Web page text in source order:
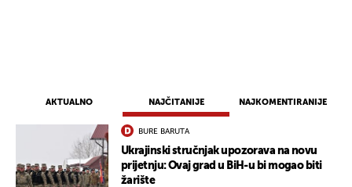
AKTUALNO NAJČITANIJE NAJKOMENTIRANIJE
BURE BARUTA
Ukrajinski stručnjak upozorava na novu
prijetnju: Ovaj grad u BiH-u bi mogao biti
žarište